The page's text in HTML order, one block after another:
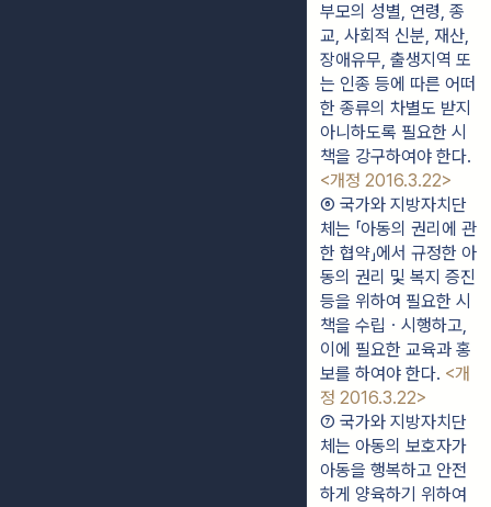
부모의 성별, 연령, 종
교, 사회적 신분, 재산,
장애유무, 출생지역 또
는 인종 등에 따른 어떠
한 종류의 차별도 받지
아니하도록 필요한 시
<개정 2016.3.22>
⑥ 국가와 지방자치단
체는 「아동의 권리에 관
한 협약」에서 규정한 아
동의 권리 및 복지 증진
등을 위하여 필요한 시
책을 수립ㆍ시행하고,
이에 필요한 교육과 홍
보를 하여야 한다. <개
정 2016.3.22>
⑦ 국가와 지방자치단
체는 아동의 보호자가
아동을 행복하고 안전
하게 양육하기 위하여